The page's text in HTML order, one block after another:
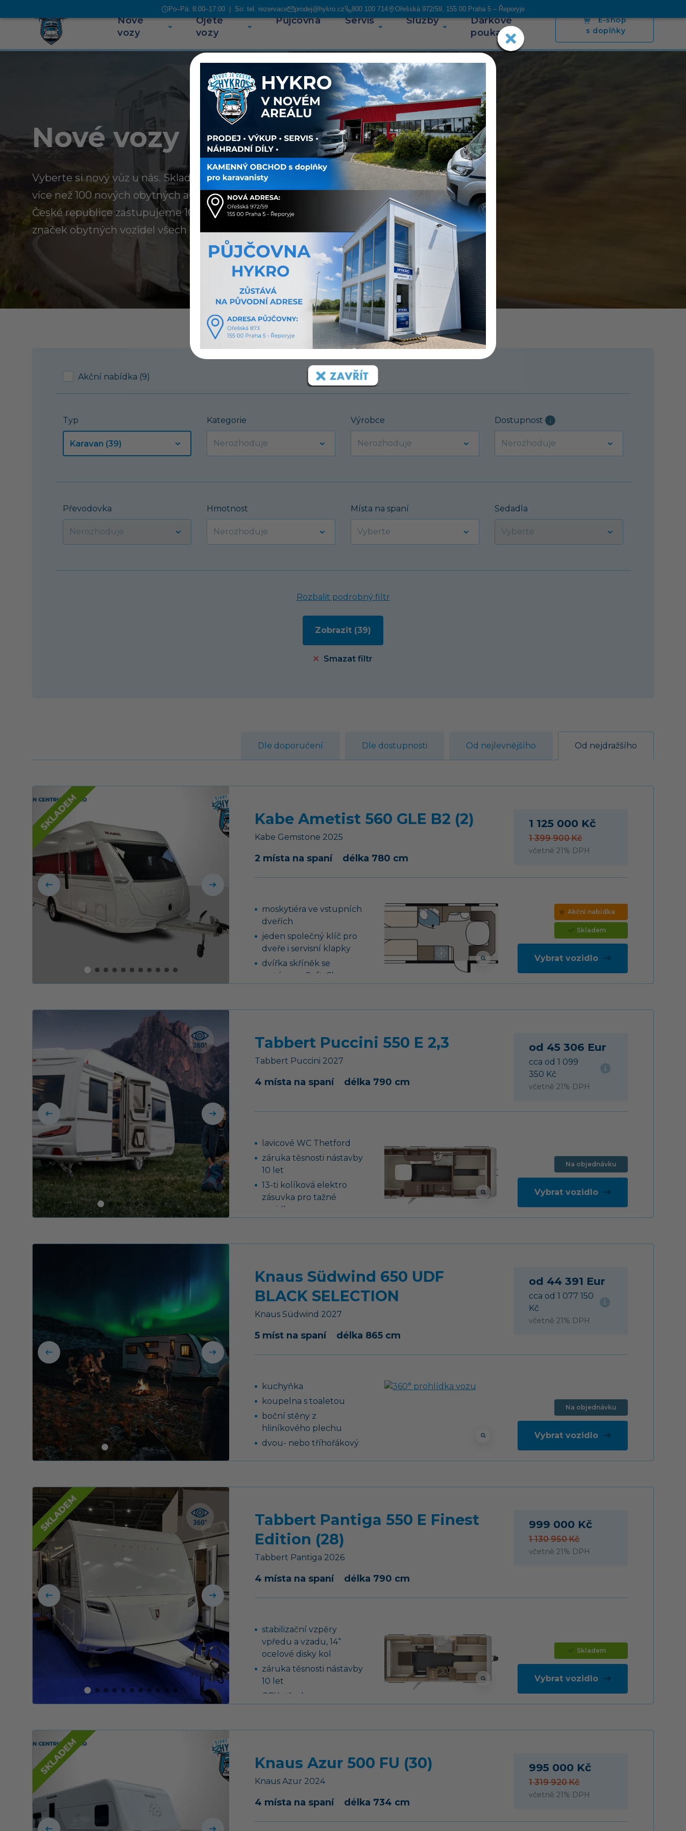
Po–Pá: 8:00–17:00 | So: tel. rezervace prodej@hykro.cz 800 100 714 Ořešská 972/59, 155 00 Praha 5 – Řeporyje
Přeskočit na obsah
Blog Napsali o nás Poradíme Kontakt
Nové
vozy
Ojeté
vozy
Půjčovna Servis Služby
Dárkové
poukazy
E-shop
s doplňky
Nové vozy
Vyberte si nový vůz u nás. Skladem u nás najdete
více než 100 nových obytných aut a karavanů. V
České republice zastupujeme 10 evropských
značek obytných vozidel všech kategorií.
Akční nabídka (9)
Typ Kategorie Výrobce Dostupnost i
Převodovka Hmotnost Místa na spaní Sedadla
Rozbalit podrobný filtr
Smazat filtr
Dle doporučení Dle dostupnosti Od nejlevnějšího Od nejdražšího
Kabe Ametist 560 GLE B2 (2)
Kabe Gemstone 2025
2 místa na spaní délka 780 cm
1 125 000 Kč
1 399 900 Kč
včetně 21% DPH
moskytiéra ve vstupních
dveřích
jeden společný klíč pro
dveře i servisní klapky
dvířka skříněk se
systémem Soft-Close
Akční nabídka
Skladem
Vybrat vozidlo
Tabbert Puccini 550 E 2,3
Tabbert Puccini 2027
4 místa na spaní délka 790 cm
od 45 306 Eur
cca od 1 099
350 Kč
včetně 21% DPH
lavicové WC Thetford
záruka těsnosti nástavby
10 let
13-ti kolíková elektro
zásuvka pro tažné
vozidlo
tříhořákový vařič s
nerezovým dřezem a
skleněným krytem
nádrž na čistou vodu 45
12 V
Na objednávku
Vybrat vozidlo
Knaus Südwind 650 UDF
BLACK SELECTION
Knaus Südwind 2027
5 míst na spaní délka 865 cm
od 44 391 Eur
cca od 1 077 150
Kč
včetně 21% DPH
kuchyňka
koupelna s toaletou
boční stěny z
hliníkového plechu
dvou- nebo tříhořákový
skříňky a úložné
prostory s odvětráním
plastový kryt oje
francouzská postel
pohodlné sezení
Na objednávku
Vybrat vozidlo
Tabbert Pantiga 550 E Finest
Edition (28)
Tabbert Pantiga 2026
4 místa na spaní délka 790 cm
999 000 Kč
1 130 950 Kč
včetně 21% DPH
stabilizační vzpěry
vpředu a vzadu, 14“
ocelové disky kol
záruka těsnosti nástavby
10 let
GFK střecha se
vozidlo
náprava uložená na
vlečných ramenech vč.
Skladem
Vybrat vozidlo
Knaus Azur 500 FU (30)
Knaus Azur 2024
4 místa na spaní délka 734 cm
995 000 Kč
1 319 920 Kč
včetně 21% DPH